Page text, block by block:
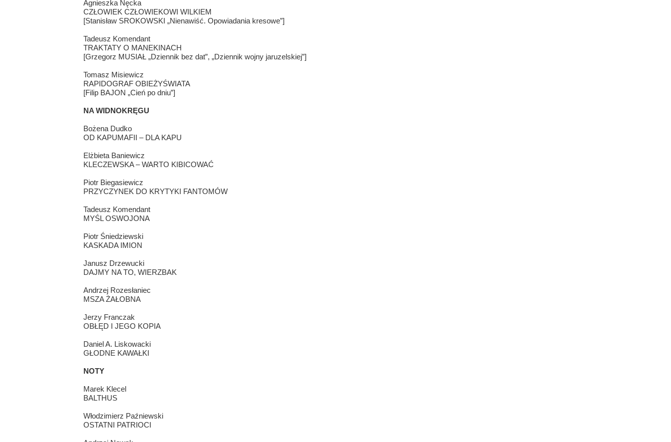
Agnieszka Nęcka
CZŁOWIEK CZŁOWIEKOWI WILKIEM
[Stanisław SROKOWSKI „Nienawiść. Opowiadania kresowe”]
Tadeusz Komendant
TRAKTATY O MANEKINACH
[Grzegorz MUSIAŁ „Dziennik bez dat”, „Dziennik wojny jaruzelskiej”]
Tomasz Misiewicz
RAPIDOGRAF OBIEŻYŚWIATA
[Filip BAJON „Cień po dniu”]
NA WIDNOKRĘGU
Bożena Dudko
OD KAPUMAFII – DLA KAPU
Elżbieta Baniewicz
KLECZEWSKA – WARTO KIBICOWAĆ
Piotr Biegasiewicz
PRZYCZYNEK DO KRYTYKI FANTOMÓW
Tadeusz Komendant
MYŚL OSWOJONA
Piotr Śniedziewski
KASKADA IMION
Janusz Drzewucki
DAJMY NA TO, WIERZBAK
Andrzej Rozesłaniec
MSZA ŻAŁOBNA
Jerzy Franczak
OBŁĘD I JEGO KOPIA
Daniel A. Liskowacki
GŁODNE KAWAŁKI
NOTY
Marek Klecel
BALTHUS
Włodzimierz Paźniewski
OSTATNI PATRIOCI